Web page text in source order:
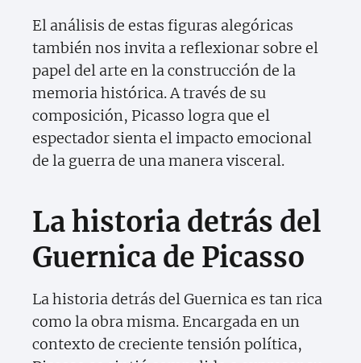
El análisis de estas figuras alegóricas
también nos invita a reflexionar sobre el
papel del arte en la construcción de la
memoria histórica. A través de su
composición, Picasso logra que el
espectador sienta el impacto emocional
de la guerra de una manera visceral.
La historia detrás del
Guernica de Picasso
La historia detrás del Guernica es tan rica
como la obra misma. Encargada en un
contexto de creciente tensión política,